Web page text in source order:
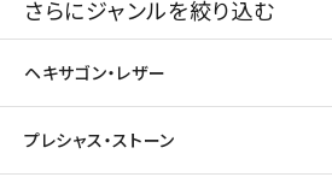
さらにジャンルを絞り込む
ヘキサゴン・レザー
プレシャス・ストーン